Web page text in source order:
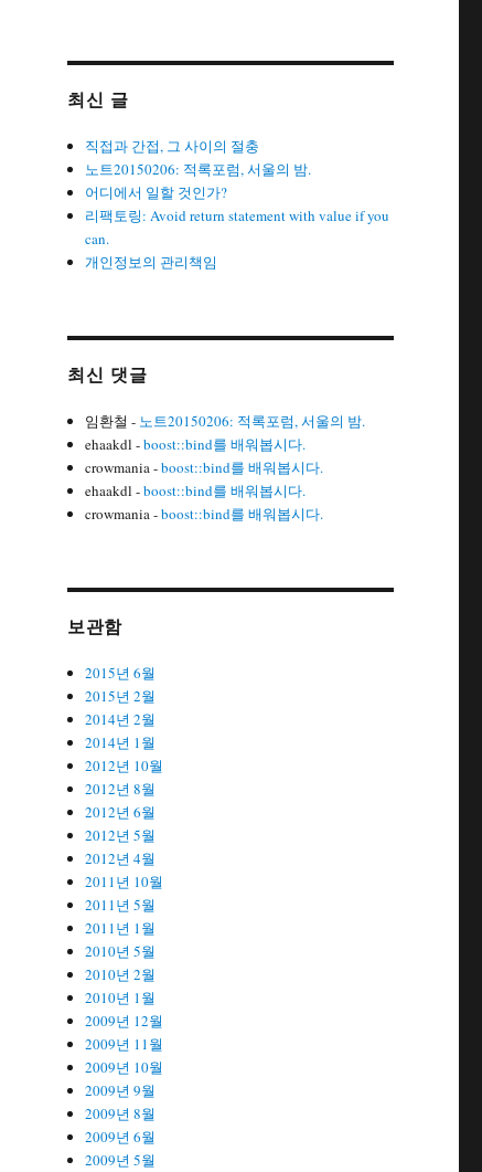
최신 글
직접과 간접, 그 사이의 절충
노트20150206: 적록포럼, 서울의 밤.
어디에서 일할 것인가?
리팩토링: Avoid return statement with value if you
can.
개인정보의 관리책임
최신 댓글
임환철 - 노트20150206: 적록포럼, 서울의 밤.
ehaakdl -boost::bind를 배워봅시다.
crowmania-boost::bind를 배워봅시다.
ehaakdl -boost::bind를 배워봅시다.
crowmania-boost::bind를 배워봅시다.
보관함
2015년 6월
2015년 2월
2014년 2월
2014년 1월
2012년 10월
2012년 8월
2012년 6월
2012년 5월
2012년 4월
2011년 10월
2011년 5월
2011년 1월
2010년 5월
2010년 2월
2010년 1월
2009년 12월
2009년 11월
2009년 10월
2009년 9월
2009년 8월
2009년 6월
2009년 5월